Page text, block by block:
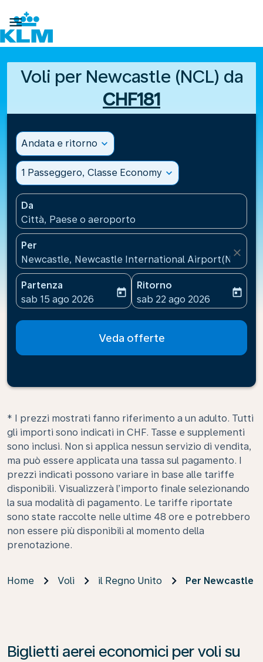

Voli per Newcastle (NCL) da
CHF181
Andata e ritorno expand_more
1 Passeggero, Classe Economy expand_more
Da
Città, Paese o aeroporto
Per
Newcastle, Newcastle International Airport(NCL),
close
Partenza
fc-booking-departure-date-aria-label
sab 15 ago 2026
today
Ritorno
fc-booking-return-date-
sab 22 ago 2026
today
Veda offerte
* I prezzi mostrati fanno riferimento a un adulto. Tutti
gli importi sono indicati in CHF. Tasse e supplementi
sono inclusi. Non si applica nessun servizio di vendita,
ma può essere applicata una tassa sul pagamento. I
prezzi indicati possono variare in base alle tariffe
disponibili. Visualizzerà l’importo finale selezionando
la sua modalità di pagamento. Le tariffe riportate
sono state raccolte nelle ultime 48 ore e potrebbero
non essere più disponibili al momento della
prenotazione.
Home Voli il Regno Unito Per Newcastle
Biglietti aerei economici per voli su